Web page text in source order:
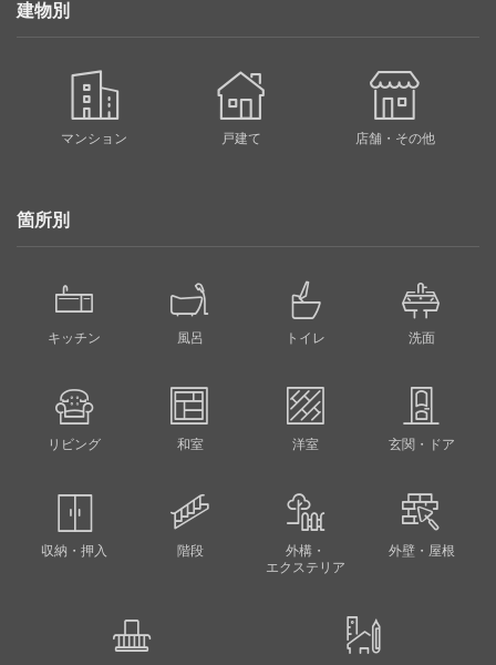
返信をする場合。
る行為を行ったユーザーに対して注意又は警告を行う場
合。
クッキーはウェブサイトが利用者のブラウザにデータを送
を利用しているページがあります。
ユーザーは，ブラウザの設定でクッキー等を無効にするこ
できます。ただし，クッキー等を無効にした場合，同ユー
ザーは，各サービスの利用状況を確認する等の際に，何ら
かの不具合が生じる可能性があることに注意する必要があ
第5条（個人情報の第三者提供）
以下の各号に該当する場合は，この限りではありません。
建物別
マンション 戸建て 店舗・その他
箇所別
キッチン 風呂 トイレ 洗面
リビング 和室 洋室 玄関・ドア
収納・押入 階段
外構・
エクステリア
外壁・屋根